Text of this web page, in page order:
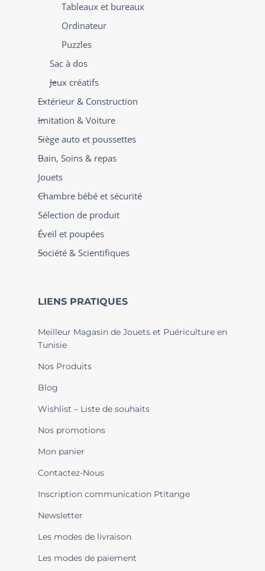
Tableaux et bureaux
Ordinateur
Puzzles
Sac à dos
Jeux créatifs
Extérieur & Construction
Imitation & Voiture
Siège auto et poussettes
Bain, Soins & repas
Jouets
Chambre bébé et sécurité
Sélection de produit
Éveil et poupées
Société & Scientifiques
LIENS PRATIQUES
Meilleur Magasin de Jouets et Puériculture en
Tunisie
Nos Produits
Blog
Wishlist – Liste de souhaits
Nos promotions
Mon panier
Contactez-Nous
Inscription communication Ptitange
Newsletter
Les modes de livraison
Les modes de paiement